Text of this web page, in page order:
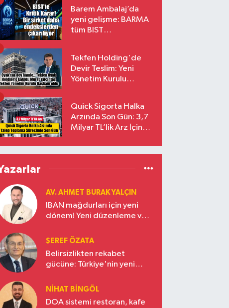
Barem Ambalaj’da
yeni gelişme: BARMA
tüm BIST
Tekfen Holding'de
Devir Teslim: Yeni
Yönetim Kurulu
Quick Sigorta Halka
Arzında Son Gün: 3,7
Milyar TL’lik Arz İçin
Eriyor
AV. AHMET BURAK YALÇIN
IBAN mağdurları için yeni
dönem! Yeni düzenleme ve
ŞEREF ÖZATA
Belirsizlikten rekabet
gücüne: Türkiye'nin yeni
NIHAT BINGÖL
DOA sistemi restoran, kafe